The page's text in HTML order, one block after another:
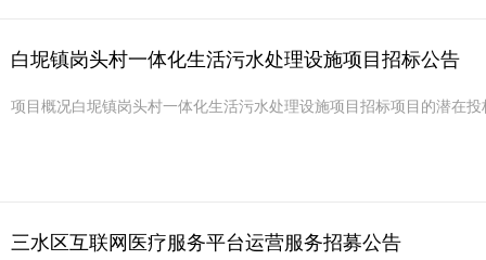
白坭镇岗头村一体化生活污水处理设施项目招标公告
项目概况白坭镇岗头村一体化生活污水处理设施项目招标项目的潜在投
三水区互联网医疗服务平台运营服务招募公告